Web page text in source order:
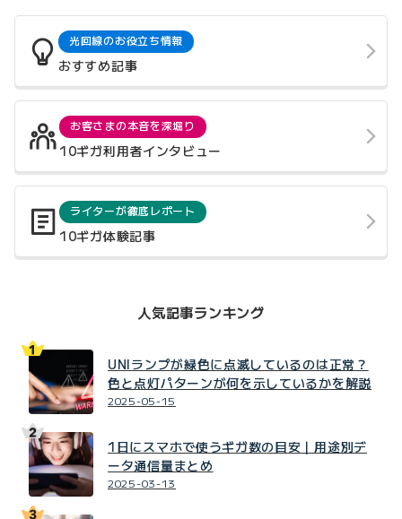
光回線のお役立ち情報
おすすめ記事
お客さまの本音を深堀り
10ギガ利用者インタビュー
ライターが徹底レポート
10ギガ体験記事
人気記事ランキング
UNIランプが緑色に点滅しているのは正常？
色と点灯パターンが何を示しているかを解説
2025-05-15
1日にスマホで使うギガ数の目安｜用途別デ
ータ通信量まとめ
2025-03-13